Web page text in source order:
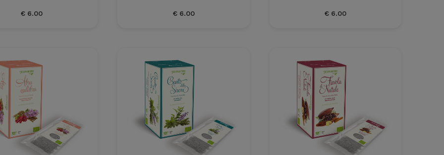
€ 6.00 €6.00 € 6.00